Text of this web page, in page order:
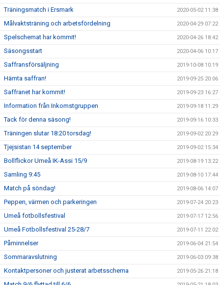
Träningsmatch i Ersmark 2020-05-02 11:38
Målvaktsträning och arbetsfördelning 2020-04-29 07:22
Spelschemat har kommit! 2020-04-26 18:42
Säsongsstart 2020-04-06 10:17
Saffransförsäljning 2019-10-08 10:19
Hämta saffran! 2019-09-25 20:06
Saffranet har kommit! 2019-09-23 16:27
Information från Inkomstgruppen 2019-09-18 11:29
Tack för denna säsong! 2019-09-16 10:33
Träningen slutar 18:20 torsdag! 2019-09-02 20:29
Tjejsistan 14 september 2019-09-02 15:34
Bollflickor Umeå IK-Assi 15/9 2019-08-19 13:22
Samling 9:45 2019-08-10 17:44
Match på söndag! 2019-08-06 14:07
Peppen, värmen och parkeringen 2019-07-24 20:23
Umeå fotbollsfestival 2019-07-17 12:56
Umeå Fotbollsfestival 25-28/7 2019-07-11 22:02
Påminnelser 2019-06-04 21:54
Sommaravslutning 2019-06-03 09:38
Kontaktpersoner och justerat arbetsschema 2019-05-26 21:18